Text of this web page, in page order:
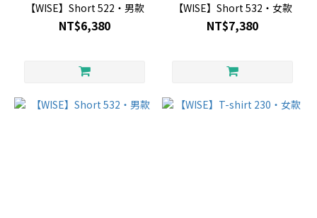
【WISE】Short 522・男款
NT$6,380
【WISE】Short 532・女款
NT$7,380